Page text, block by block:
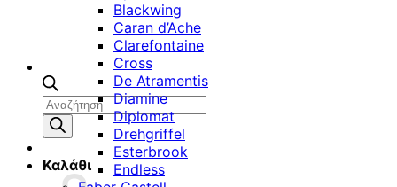
Αναζήτηση
προϊόντων
Καλάθι
Blackwing
Caran d’Ache
Clarefontaine
Cross
De Atramentis
Diamine
Diplomat
Drehgriffel
Esterbrook
Endless